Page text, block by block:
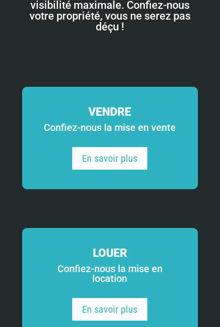
visibilité maximale. Confiez-nous
votre propriété, vous ne serez pas
déçu !
VENDRE
Confiez-nous la mise en vente
En savoir plus
LOUER
Confiez-nous la mise en
location
En savoir plus